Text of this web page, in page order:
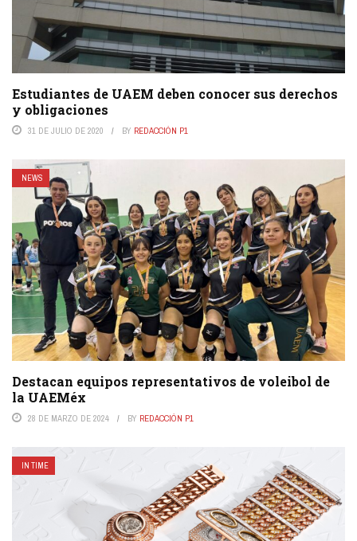
Estudiantes de UAEM deben conocer sus derechos
y obligaciones
31 DE JULIO DE 2020 BY REDACCIÓN P1
NEWS
Destacan equipos representativos de voleibol de
la UAEMéx
28 DE MARZO DE 2024 BY REDACCIÓN P1
IN TIME